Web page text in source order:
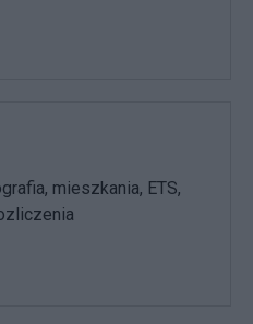
mieszkania, ETS,